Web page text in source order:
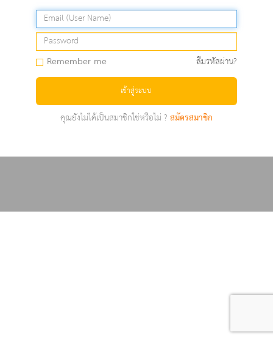
Remember me ลืมรหัสผ่าน?
เข้าสู่ระบบ
คุณยังไม่ได้เป็นสมาชิกใช่หรือไม่ ?สมัครสมาชิก